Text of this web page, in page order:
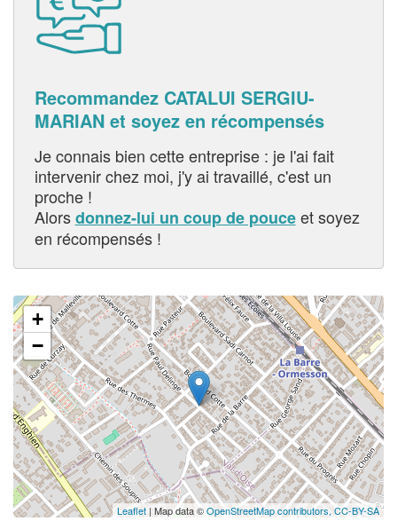
Recommandez CATALUI SERGIU-
MARIAN et soyez en récompensés
Je connais bien cette entreprise : je l'ai fait
intervenir chez moi, j'y ai travaillé, c'est un
proche !
Alorsdonnez-lui un coup de pouceet soyez
en récompensés !
+
−
Leaflet | Map data ©OpenStreetMap contributors,CC-BY-SA